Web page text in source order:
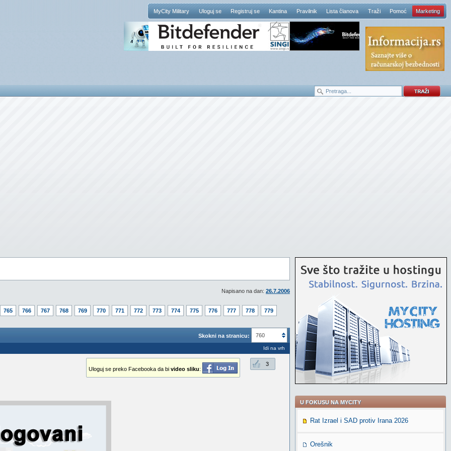
MyCity Military Uloguj se Registruj se Kantina Pravilnik Lista članova Traži Pomoć Marketing
Napisano na dan: 26.7.2006
765 766 767 768 769 770 771 772 773 774 775 776 777 778
779
Skokni na stranicu: 760
Idi na vrh
3
Uloguj se preko Facebooka da bi video sliku:
U FOKUSU NA MYCITY
Rat Izrael i SAD protiv Irana 2026
Orešnik